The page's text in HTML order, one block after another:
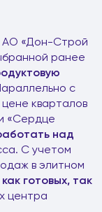
АО «Дон-Строй
ранее
с
кварталов
«Сердце
над
С учетом
в элитном
готовых, так
центра